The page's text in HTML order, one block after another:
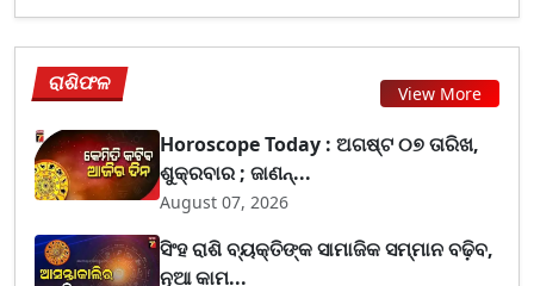
ରାଶିଫଳ View More
Horoscope Today : ଅଗଷ୍ଟ ୦୭ ତାରିଖ,
ଶୁକ୍ରବାର ; ଜାଣନ୍...
August 07, 2026
ସିଂହ ରାଶି ବ୍ୟକ୍ତିଙ୍କ ସାମାଜିକ ସମ୍ମାନ ବଢ଼ିବ,
ନୂଆ କାମ...